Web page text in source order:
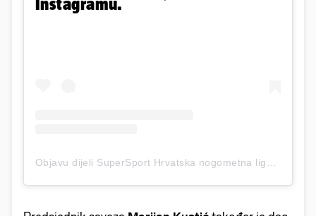
Instagramu.
Objavu dijeli SuperSport Hrvatska nogometna liga (@supersporthnl)